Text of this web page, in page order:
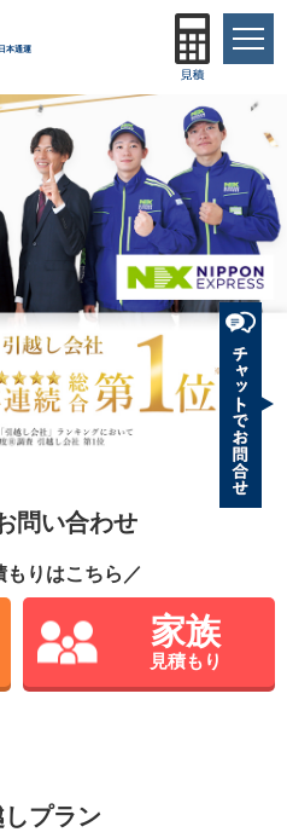
日本通運
問い合わせ
もりはこちら／
家族
見積もり
プラン